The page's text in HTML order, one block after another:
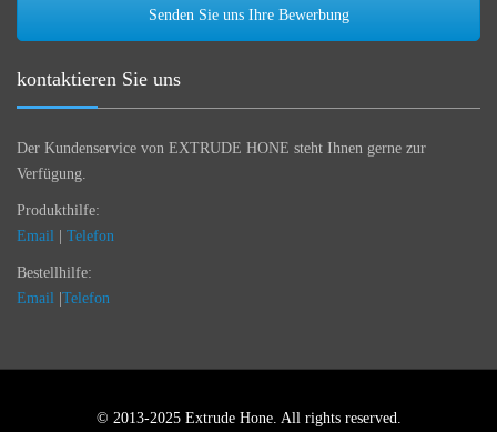
Senden Sie uns Ihre Bewerbung
kontaktieren Sie uns
Der Kundenservice von EXTRUDE HONE steht Ihnen gerne zur
Verfügung.
Produkthilfe:
Email | Telefon
Bestellhilfe:
Email |Telefon
© 2013-2025 Extrude Hone. All rights reserved.